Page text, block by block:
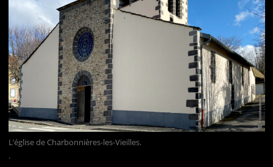
L’église de Charbonnières-les-Vieilles.
.